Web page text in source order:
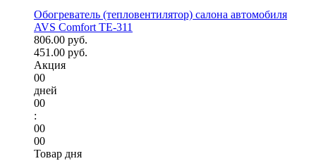
Обогреватель (тепловентилятор) салона автомобиля
AVS Comfort TE-311
806.00 руб.
451.00 руб.
Акция
00
дней
00
:
00
00
Товар дня